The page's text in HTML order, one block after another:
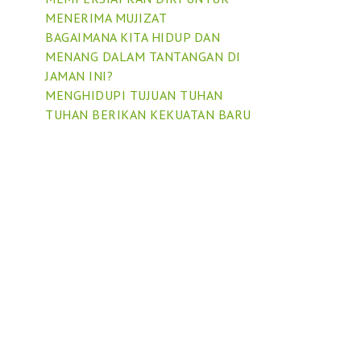
MENERIMA MUJIZAT
BAGAIMANA KITA HIDUP DAN
MENANG DALAM TANTANGAN DI
JAMAN INI?
MENGHIDUPI TUJUAN TUHAN
TUHAN BERIKAN KEKUATAN BARU